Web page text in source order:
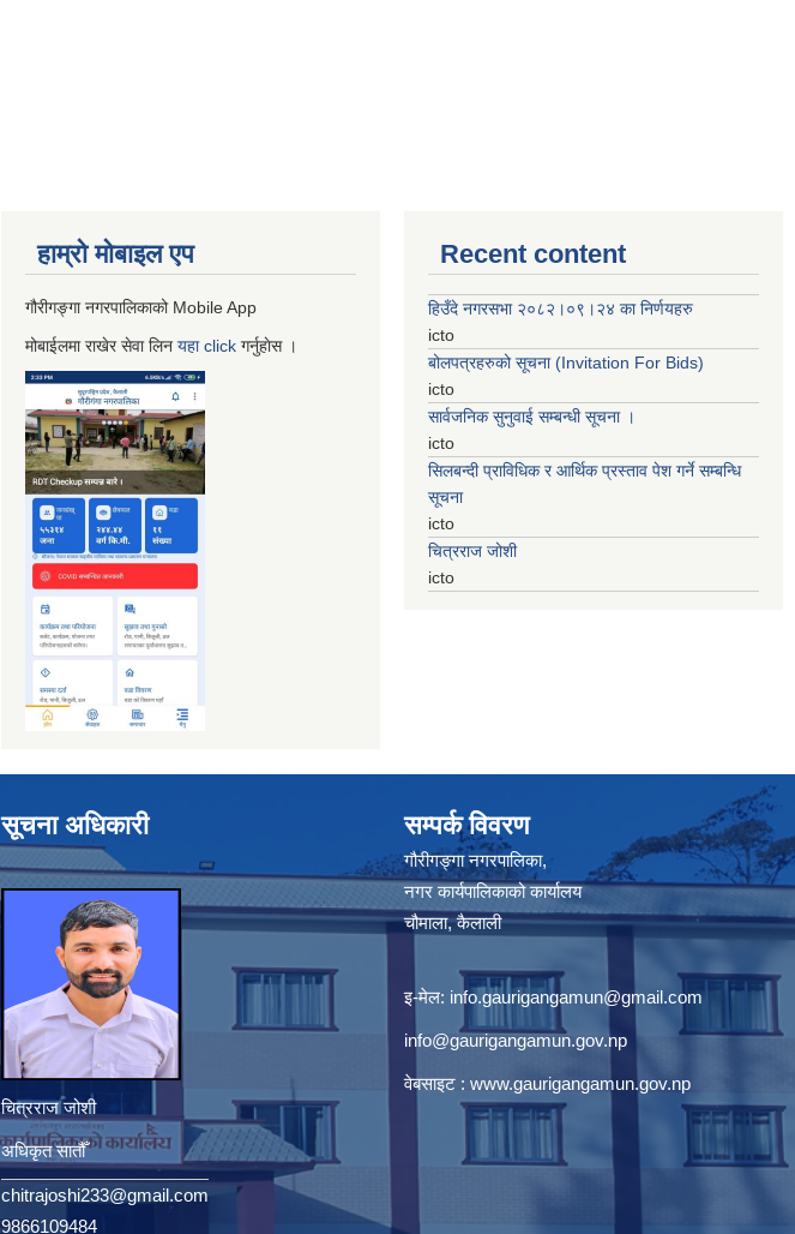
हाम्रो माेबाइल एप
गौरीगङ्गा नगरपालिकाको Mobile App
मोबाईलमा राखेर सेवा लिन यहाclick गर्नुहाेस ।
Recent content
हिउँदे नगरसभा २०८२।०९।२४ का निर्णयहरु
icto
बोलपत्रहरुको सूचना (Invitation For Bids)
icto
सार्वजनिक सुनुवाई सम्बन्धी सूचना ।
icto
सिलबन्दी प्राविधिक र आर्थिक प्रस्ताव पेश गर्ने सम्बन्धि
सूचना
icto
चित्रराज जोशी
icto
सूचना अधिकारी
चित्रराज जोशी
अधिकृत सातौँ
chitrajoshi233@gmail.com
9866109484
सम्पर्क विवरण
गौरीगङ्गा नगरपालिका,
नगर कार्यपालिकाको कार्यालय
चौमाला, कैलाली
इ-मेल: info.gaurigangamun@gmail.com
info@gaurigangamun.gov.np
वेबसाइट : www.gaurigangamun.gov.np